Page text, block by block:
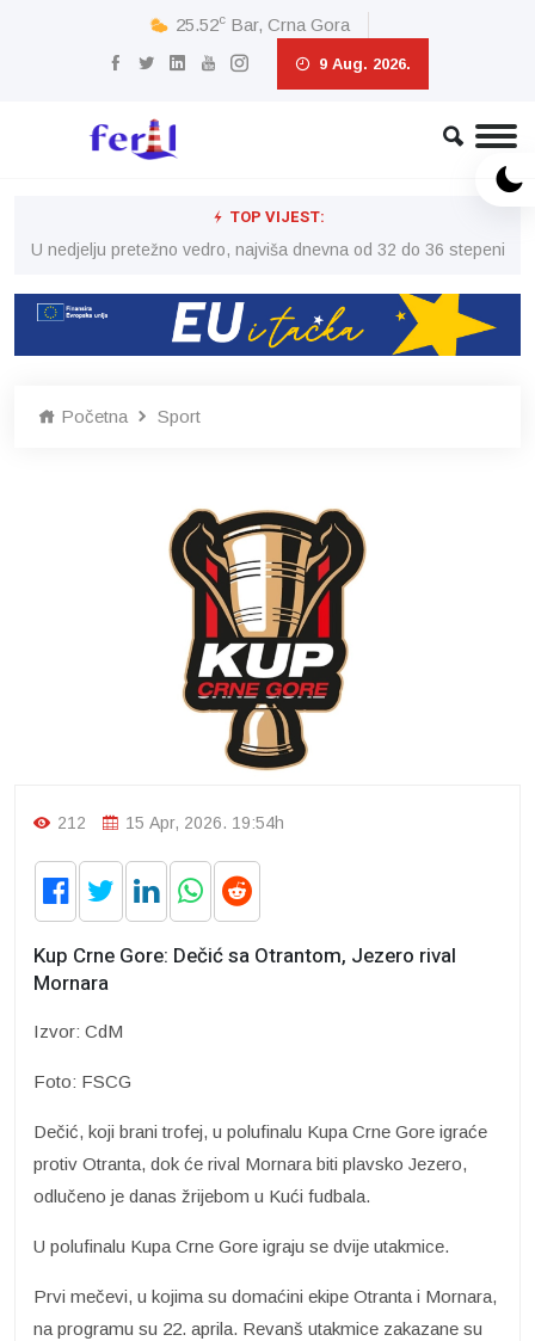
25.52c Bar, Crna Gora
9 Aug. 2026.
TOP VIJEST:
U nedjelju pretežno vedro, najviša dnevna od 32 do 36 stepeni
Početna Sport
212 15 Apr, 2026. 19:54h
Kup Crne Gore: Dečić sa Otrantom, Jezero rival
Mornara
Izvor: CdM
Foto: FSCG
Dečić, koji brani trofej, u polufinalu Kupa Crne Gore igraće
protiv Otranta, dok će rival Mornara biti plavsko Jezero,
odlučeno je danas žrijebom u Kući fudbala.
U polufinalu Kupa Crne Gore igraju se dvije utakmice.
Prvi mečevi, u kojima su domaćini ekipe Otranta i Mornara,
na programu su 22. aprila. Revanš utakmice zakazane su